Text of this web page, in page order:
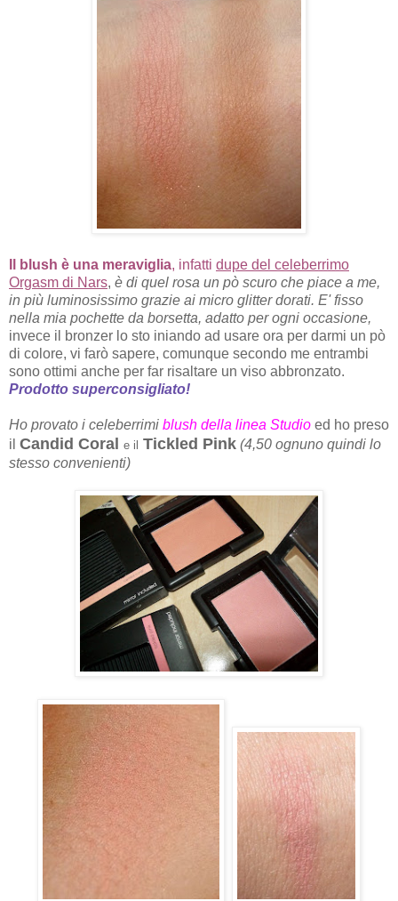
Il blush è una meraviglia, infatti dupe del celeberrimo
Orgasm di Nars, è di quel rosa un pò scuro che piace a me,
in più luminosissimo grazie ai micro glitter dorati. E' fisso
nella mia pochette da borsetta, adatto per ogni occasione,
invece il bronzer lo sto iniando ad usare ora per darmi un pò
di colore, vi farò sapere, comunque secondo me entrambi
sono ottimi anche per far risaltare un viso abbronzato.
Prodotto superconsigliato!
Ho provato i celeberrimi blush della linea Studio ed ho preso
il Candid Coral e il Tickled Pink (4,50 ognuno quindi lo
stesso convenienti)